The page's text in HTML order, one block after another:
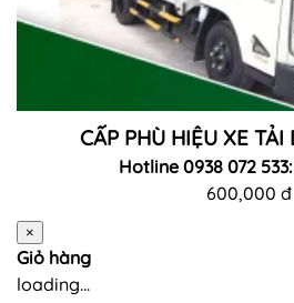
CẤP PHÙ HIỆU XE TẢI
Hotline 0938 072 533:
600,000 đ
×
Giỏ hàng
loading...